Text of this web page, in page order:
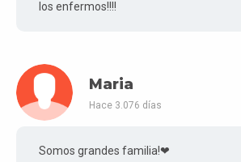
los enfermos!!!!
Maria
Hace 3.076 días
Somos grandes familia!❤